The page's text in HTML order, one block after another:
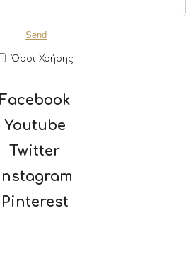
Όροι Χρήσης
Facebook
Youtube
Twitter
Pinterest